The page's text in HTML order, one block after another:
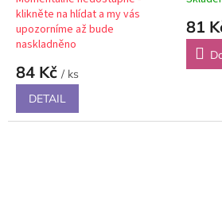
klikněte na hlídat a my vás
upozorníme až bude
naskladněno
84 Kč / ks
DETAIL
81